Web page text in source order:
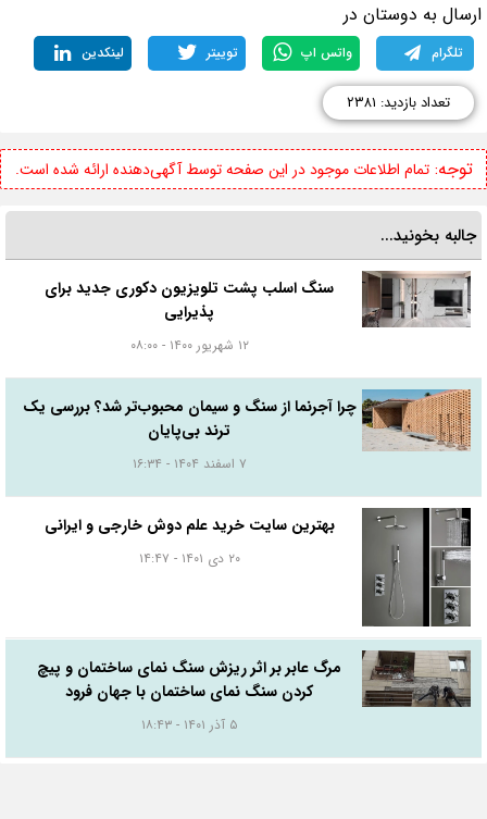
به دوستان در
تلگرام واتس اپ توییتر لینکدین
تعداد بازدید: ۲۳۸۱
توجه:تمام اطلاعات موجود در این صفحه توسط آگهی‌دهنده ارائه شده است.
جالبه بخونید...
سنگ اسلب پشت تلویزیون دکوری جدید برای
پذیرایی
۱۲ شهریور ۱۴۰۰ - ۰۸:۰۰
چرا آجرنما از سنگ و سیمان محبوب‌تر شد؟ بررسی یک
ترند بی‌پایان
بهترین سایت خرید علم دوش خارجی و ایرانی
۲۰ دی ۱۴۰۱ - ۱۴:۴۷
مرگ عابر بر اثر ریزش سنگ نمای ساختمان و پیچ
کردن سنگ نمای ساختمان با جهان فرود